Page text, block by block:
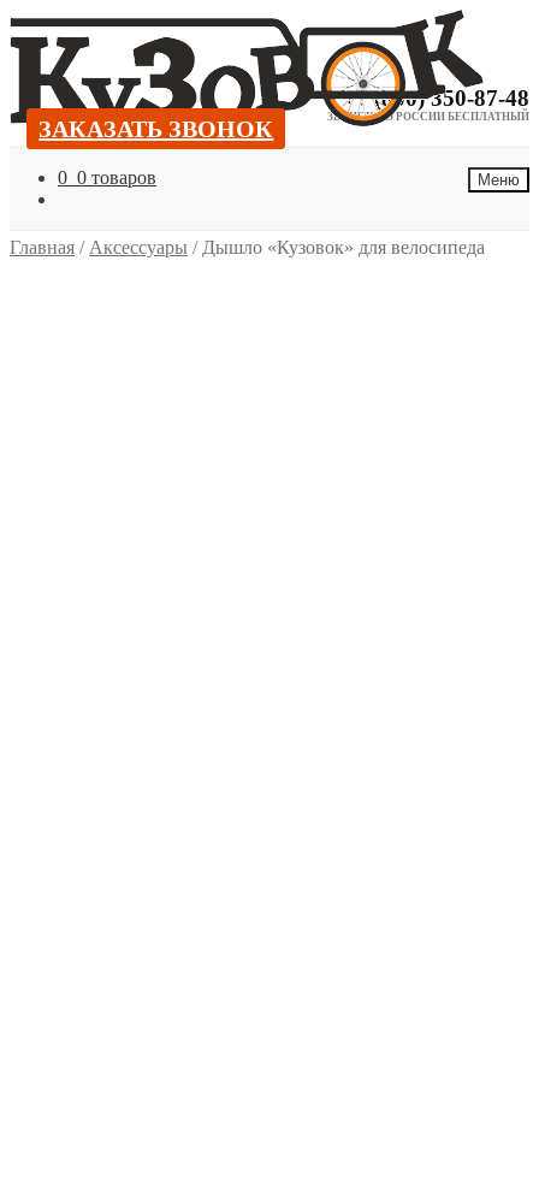
Перейти
к
навигации
Перейти
к
содержимому
+7 (800) 350-87-48
ЗВОНОК ПО РОССИИ БЕСПЛАТНЫЙ
Меню
ЗАКАЗАТЬ ЗВОНОК
ЗАКАЗАТЬ ЗВОНОК
0 0 товаров
Главная / Аксессуары / Дышло «Кузовок» для велосипеда